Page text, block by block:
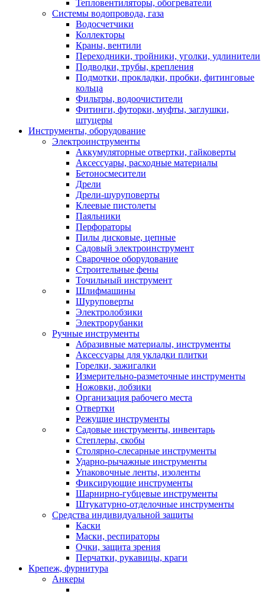
Тепловентиляторы, обогреватели
Системы водопровода, газа
Водосчетчики
Коллекторы
Краны, вентили
Переходники, тройники, уголки, удлинители
Подводки, трубы, крепления
Подмотки, прокладки, пробки, фитинговые
кольца
Фильтры, водоочистители
Фитинги, футорки, муфты, заглушки,
штуцеры
Инструменты, оборудование
Электроинструменты
Аккумуляторные отвертки, гайковерты
Аксессуары, расходные материалы
Бетоносмесители
Дрели
Дрели-шуруповерты
Клеевые пистолеты
Паяльники
Перфораторы
Пилы дисковые, цепные
Садовый электроинструмент
Сварочное оборудование
Строительные фены
Точильный инструмент
Шлифмашины
Шуруповерты
Электролобзики
Электрорубанки
Ручные инструменты
Абразивные материалы, инструменты
Аксессуары для укладки плитки
Горелки, зажигалки
Измерительно-разметочные инструменты
Ножовки, лобзики
Организация рабочего места
Отвертки
Режущие инструменты
Садовые инструменты, инвентарь
Степлеры, скобы
Столярно-слесарные инструменты
Ударно-рычажные инструменты
Упаковочные ленты, изоленты
Фиксирующие инструменты
Шарнирно-губцевые инструменты
Штукатурно-отделочные инструменты
Средства индивидуальной защиты
Каски
Маски, респираторы
Очки, защита зрения
Перчатки, рукавицы, краги
Крепеж, фурнитура
Анкеры